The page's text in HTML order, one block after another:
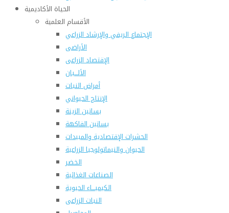
الحياة الأكاديمية
الأقسام العلمية
الإجتماع الريفي والإرشاد الزراعي
الأراضى
الإقتصاد الزراعى
الألـــبان
أمراض النبات
الإنتاج الحيواني
بساتين الزينة
بساتين الفاكهة
الحشرات الإقتصادية والمبيدات
الحيوان والنيماتولوجيا الزراعية
الخضر
الصناعات الغذائية
الكيميـــاء الحيوية
النبات الزراعى